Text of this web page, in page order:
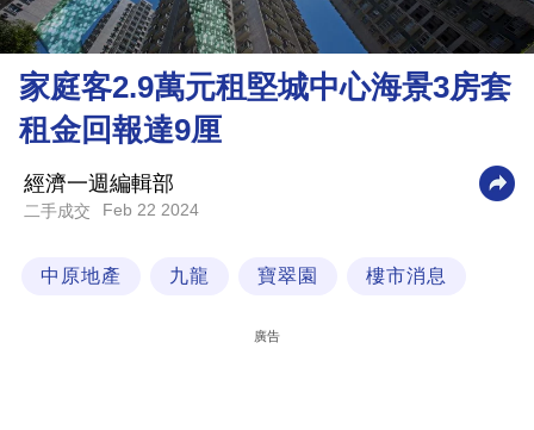
市
理
財
商
業
科
家庭客2.9萬元租堅城中心海景3房套
租金回報達9厘
經濟一週編輯部
二手成交 Feb 22 2024
中原地產 九龍 寶翠園 樓市消息
廣告